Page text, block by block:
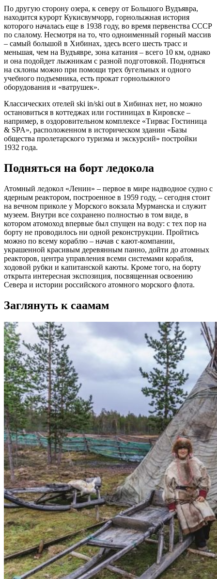
По другую сторону озера, к северу от Большого Вудъявра,
находится курорт Кукисвумчорр, горнолыжная история
которого началась еще в 1938 году, во время первенства СССР
по слалому. Несмотря на то, что одноименный горный массив
– самый большой в Хибинах, здесь всего шесть трасс и
меньшая, чем на Вудъявре, зона катания – всего 10 км, однако
и она подойдет лыжникам с разной подготовкой. Подняться
на склоны можно при помощи трех бугельных и одного
учебного подъемника, есть прокат горнолыжного
оборудования и «ватрушек».
Классических отелей ski in/ski out в Хибинах нет, но можно
остановиться в коттеджах или гостиницах в Кировске –
например, в оздоровительном комплексе «Тирвас Гостиница
& SPA», расположенном в историческом здании «Базы
общества пролетарского туризма и экскурсий» постройки
1932 года.
Подняться на борт ледокола
Атомный ледокол «Ленин» – первое в мире надводное судно с
ядерным реактором, построенное в 1959 году, – сегодня стоит
на вечном приколе у Морского вокзала Мурманска и служит
музеем. Внутри все сохранено полностью в том виде, в
котором атомоход впервые был спущен на воду: с тех пор на
борту не проводилось ни одной реконструкции. Пройтись
можно по всему кораблю – начав с кают-компании,
украшенной красивым деревянным панно, дойти до атомных
реакторов, центра управления всеми системами корабля,
ходовой рубки и капитанской каюты. Кроме того, на борту
открыта интересная экспозиция, посвященная освоению
Севера и истории российского атомного морского флота.
Заглянуть к саамам